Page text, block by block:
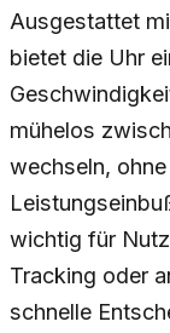
Ausgestattet
bietet die Uhr
mühelos
wechseln,
wichtig für
Tracking oder
schnelle